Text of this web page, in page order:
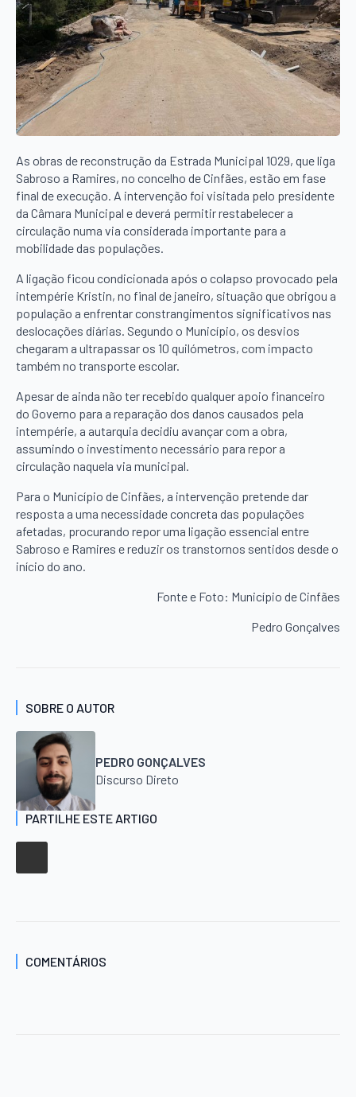
As obras de reconstrução da Estrada Municipal 1029, que liga
Sabroso a Ramires, no concelho de Cinfães, estão em fase
final de execução. A intervenção foi visitada pelo presidente
da Câmara Municipal e deverá permitir restabelecer a
circulação numa via considerada importante para a
mobilidade das populações.
A ligação ficou condicionada após o colapso provocado pela
intempérie Kristin, no final de janeiro, situação que obrigou a
população a enfrentar constrangimentos significativos nas
deslocações diárias. Segundo o Município, os desvios
chegaram a ultrapassar os 10 quilómetros, com impacto
também no transporte escolar.
Apesar de ainda não ter recebido qualquer apoio financeiro
do Governo para a reparação dos danos causados pela
intempérie, a autarquia decidiu avançar com a obra,
assumindo o investimento necessário para repor a
circulação naquela via municipal.
Para o Município de Cinfães, a intervenção pretende dar
resposta a uma necessidade concreta das populações
afetadas, procurando repor uma ligação essencial entre
Sabroso e Ramires e reduzir os transtornos sentidos desde o
início do ano.
Fonte e Foto: Município de Cinfães
Pedro Gonçalves
SOBRE O AUTOR
PEDRO GONÇALVES
Discurso Direto
PARTILHE ESTE ARTIGO
COMENTÁRIOS